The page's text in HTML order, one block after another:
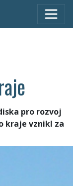
pro rozvoj
kraje vznikl za